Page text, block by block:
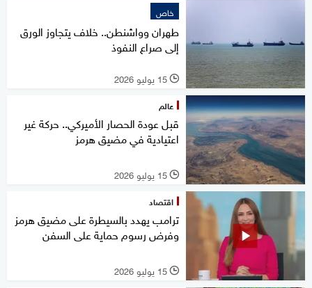
خاص
طهران وواشنطن.. خلاف يتجاوز الورق
إلى صراع النفوذ
l 15 يوليو 2026
عالم
قبل عودة الحصار الأميركي.. حركة غير
اعتيادية في مضيق هرمز
l 15 يوليو 2026
اقتصاد
ترامب يهدد بالسيطرة على مضيق هرمز
وفرض رسوم حماية على السفن
l 15 يوليو 2026